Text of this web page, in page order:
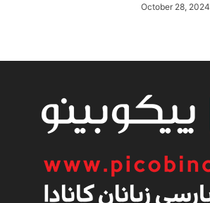
October 28, 2024